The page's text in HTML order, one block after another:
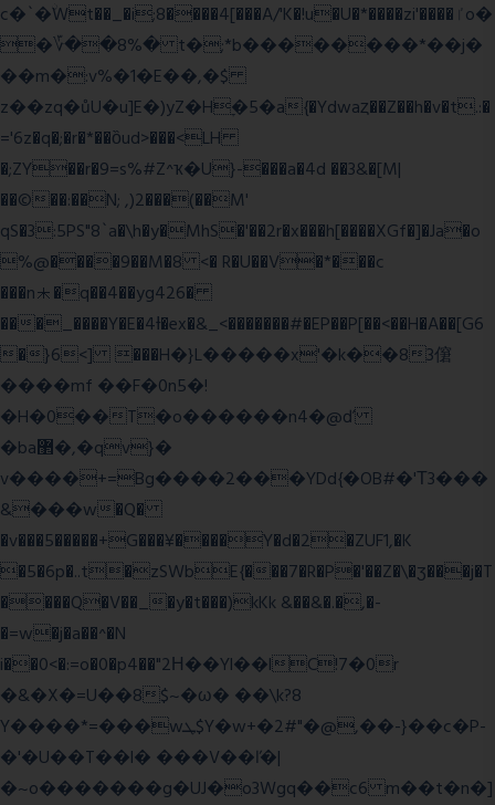
c�`�ۨWt��_�i;8����4[���A/'K�!u�U�*����zi'����ٵo�
�؆��8%� t�;*b��������*��j�
��m�:v%�1�E��,�$
z��zq�ůU�u]E�)yZ�Hׇ�5�a{�Ydwaȥ��Z��h�v�t.:�
='6z�q�;�r�*��ȍud>���<LH
�;ZY��r�9=s%#Z^ҡ�U}-���a�4d ��3&�[M|
��©��:��N; ,)2���(��M'
qS�3:5PS"8`a�\h�y�MhS�'��2r�x���h[����XGf�]�Ja�o
%@����9��M�8 <� R�U��V�*���c
���n⯸�q��4��yg426�
���_����Y�E�4Ɨ�ex�&_<�������#�EP��P[��<��H�A��[G6
�}6<] ���H�}L�����x'�k��83僒
����mf ��F�0n5�!
�H�0��T�o������n4�@ď
�ba޲�,�qv}�
v����+=Bg����2���YDd{�OB#�'Τ3���
&���w�Q�
�v���5�����+G���¥����Y�d�2�ZUF1,�K
�5�6p�..t�zSWbE{���7�R�P�'��Z�\�ʒ���j�T
����Q�V��_�y�t���)kKk &��&�.�,�-
�=w�j�a��^�N
i��0<�:=o�0�p4��"2Η��Yl��lC!7�0r
�&�X�=U��8$~�ω� ��\k?8
Y����*=���wܛ$Y�w+�2#"�@,��-}��c�P-
�'�U��T��l� ���V��ľ�|
�~o�������g�UJ�o3Wgq��c6 m��t�n�]